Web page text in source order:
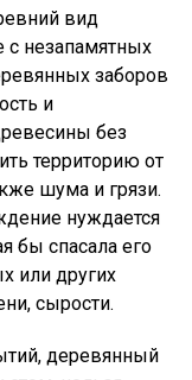
вид
с незапамятных
заборов
и
без
территорию от
шума и грязи.
нуждается
бы спасала его
или других
сырости.
деревянный